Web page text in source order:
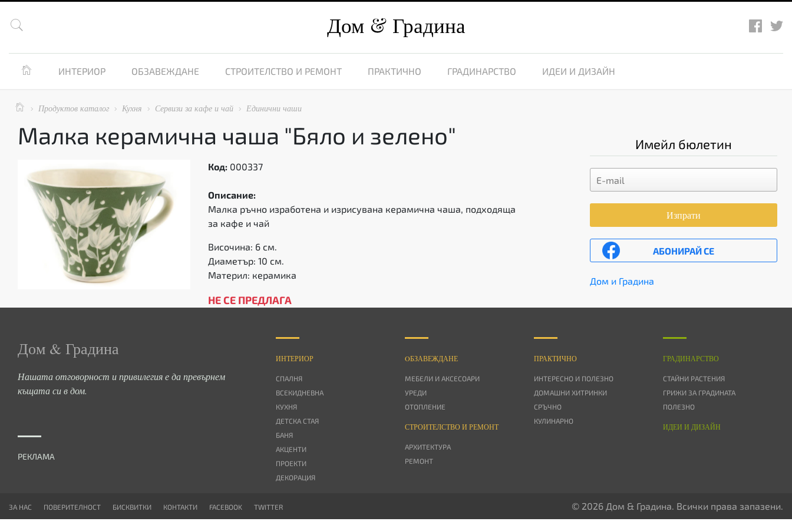
 Дом Градина
 ИНТЕРИОР ОБЗАВЕЖДАНЕ СТРОИТЕЛСТВО И РЕМОНТ ПРАКТИЧНО ГРАДИНАРСТВО ИДЕИ И ДИЗАЙН
  Продуктов каталог  Кухня  Сервизи за кафе и чай  Единични чаши
Малка керамична чаша "Бяло и зелено"
Код: 000337
Описание:
Малка ръчно изработена и изрисувана керамична чаша, подходяща
за кафе и чай
Височина: 6 см.
Диаметър: 10 см.
Материл: керамика
НЕ СЕ ПРЕДЛАГА
Имейл бюлетин
Изпрати
АБОНИРАЙ СЕ
Дом и Градина
Дом & Градина
Нашата отговорност и привилегия е да превърнем
къщата си в дом.
РЕКЛАМА
ИНТЕРИОР
СПАЛНЯ
ВСЕКИДНЕВНА
КУХНЯ
ДЕТСКА СТАЯ
БАНЯ
АКЦЕНТИ
ПРОЕКТИ
ДЕКОРАЦИЯ
OБЗАВЕЖДАНЕ
МЕБЕЛИ И АКСЕСОАРИ
УРЕДИ
ОТОПЛЕНИЕ
СТРОИТЕЛСТВО И РЕМОНТ
АРХИТЕКТУРА
РЕМОНТ
ПРАКТИЧНО
ИНТЕРЕСНО И ПОЛЕЗНО
ДОМАШНИ ХИТРИНКИ
СРЪЧНО
КУЛИНАРНО
ГРАДИНАРСТВО
СТАЙНИ РАСТЕНИЯ
ГРИЖИ ЗА ГРАДИНАТА
ПОЛЕЗНО
ИДЕИ И ДИЗАЙН
ЗА НАС ПОВЕРИТЕЛНОСТ БИСКВИТКИ КОНТАКТИ FACEBOOK TWITTER © 2026 Дом & Градина. Всички права запазени.